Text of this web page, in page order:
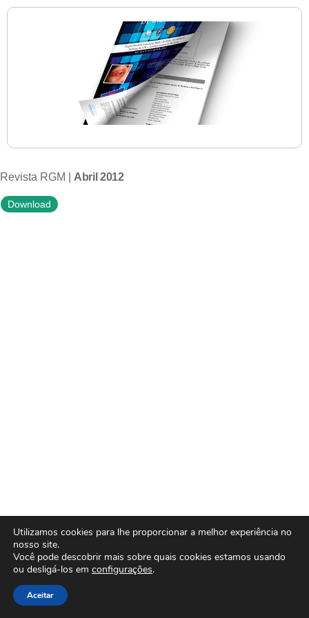
Revista RGM | Abril 2012
Download
Utilizamos cookies para lhe proporcionar a melhor experiência no
nosso site.
Você pode descobrir mais sobre quais cookies estamos usando
ou desligá-los em configurações.
Aceitar